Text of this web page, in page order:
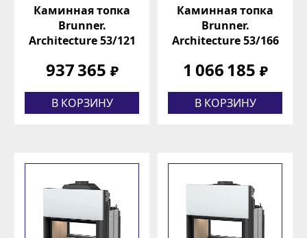
Каминная топка
Brunner.
Architecture 53/121
937 365 ₽
В КОРЗИНУ
Каминная топка
Brunner.
Architecture 53/166
1 066 185 ₽
В КОРЗИНУ